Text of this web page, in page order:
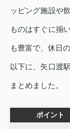
ッピング施設や
ものはすぐに揃
も豊富で、休日
以下に、矢口渡
まとめました。
ポイント